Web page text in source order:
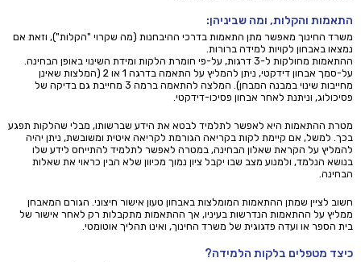
התאמות והקלות, ומה שביניהן:
משרד החינוך מאפשר מתן התאמות בדרכי ההיבחנות (מה שקרוי "הקלות"), וזאת אם
נמצאו באבחון לקויות למידה ברורות.
ההתאמות מחולקות ל-3 דרגות, על-פי חומרת הלקות ומידת השינוי באופן הבחינה.
על-סמך אבחון דידקטי, ניתן להמליץ על התאמה בדרגה 1 או 2 (המלצות שאינן
מחייבות שינוי במבנה המבחן). המלצה להתאמה ברמה 3 מחייבת גם בדיקה של
פסיכולוג, וניתנת לאחר אבחון פסיכו-דידקטי.
מטרת ההתאמות היא לאפשר לתלמיד לבטא את הידע שברשותו, מבלי שהלקות תפגע
בכך. למשל, אם קיימת לקות בקריאה הגורמת לקריאה איטית ומשובשת, ניתן יהיה
להמליץ על הקראת שאלון הבחינה, במטרה לאפשר לתלמיד להתייחס לידע שלו
בנושא הנלמד, ולמנוע מצב שבו יקבל ציון נמוך מכיוון שלא הבין כראוי את שאלות
הבחינה.
חשוב לציין שמתן ההתאמות המומלצות באבחון טעון אישור חיצוני. הגורם המאבחן
ממליץ על ההתאמות הנדרשות בעיניו, אך ההתאמות מתקבלות רק לאחר אישור של
בית הספר או ועדה פדגוגית של משרד החינוך, ואינו תהליך אוטומטי.
כיצד מטפלים בלקות הלמידה?